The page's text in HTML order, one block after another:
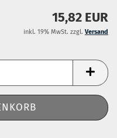
15,82 EUR
inkl. 19% MwSt. zzgl. Versand